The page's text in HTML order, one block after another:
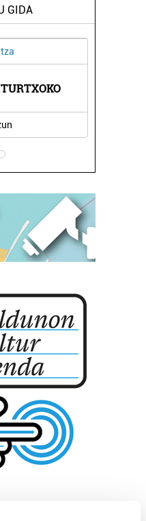
GIDA